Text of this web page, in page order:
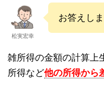
松実宏幸
お答えし
雑所得の金額の計算上
所得など他の所得から